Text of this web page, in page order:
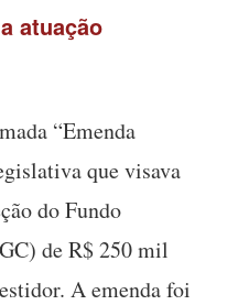
atuação
“Emenda
que visava
do Fundo
de R$ 250 mil
A emenda foi